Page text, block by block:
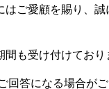
ご愛顧を賜り、
も受け付けており
答になる場合がご